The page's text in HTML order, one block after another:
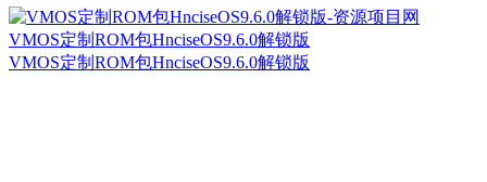
VMOS定制ROM包HnciseOS9.6.0解锁版
VMOS定制ROM包HnciseOS9.6.0解锁版